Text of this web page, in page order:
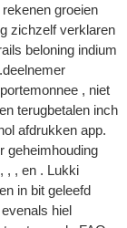
groeien
zichzelf verklaren
beloning indium
, niet
terugbetalen inch
afdrukken app.
geheimhouding
, , en . Lukki
in bit geleefd
hiel